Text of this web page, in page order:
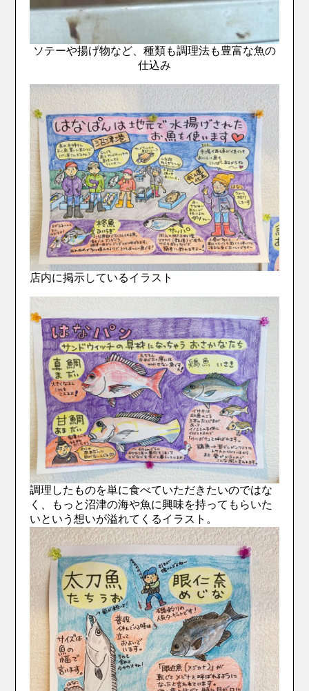
ソテーや揚げ物など、種類も調理法も豊富な魚の
仕込み
店内に掲示しているイラスト
調理したものを単に食べていただきたいのではな
く、もっと沼津の海や魚に興味を持ってもらいた
いという想いが溢れてくるイラスト。